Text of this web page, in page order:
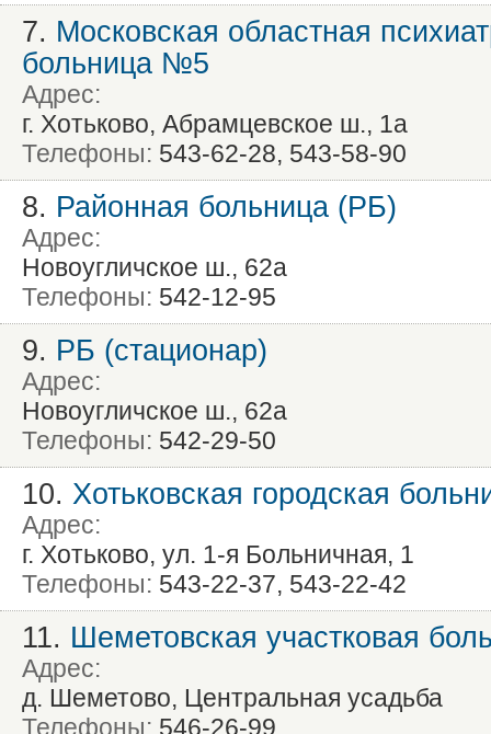
7. Московская областная
больница №5
Адрес:
г. Хотьково, Абрамцевское ш., 1а
Телефоны: 543-62-28, 543-58-90
8. Районная больница (РБ)
Адрес:
Новоугличское ш., 62а
Телефоны: 542-12-95
9. РБ (стационар)
Адрес:
Новоугличское ш., 62а
Телефоны: 542-29-50
10. Хотьковская городская
Адрес:
г. Хотьково, ул. 1-я Больничная, 1
Телефоны: 543-22-37, 543-22-42
11. Шеметовская участковая
Адрес:
д. Шеметово, Центральная усадьба
Телефоны: 546-26-99